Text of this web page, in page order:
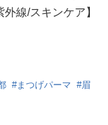
線/スキンケア】
#まつげパーマ #眉